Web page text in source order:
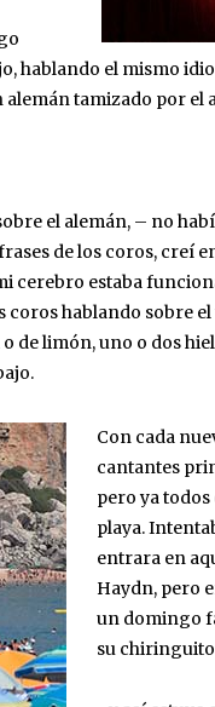
hablando el mismo
alemán tamizado por el
el alemán, – no
de los coros, creí
cerebro estaba
hablando sobre
limón, uno o dos
Con cada
cantantes
pero ya
playa.
entrara en
Haydn, pero
un domingo
su